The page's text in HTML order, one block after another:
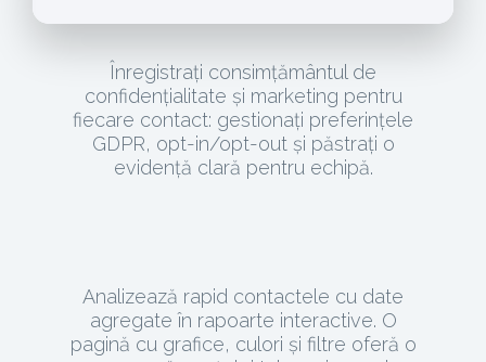
Înregistrați consimțământul de
confidențialitate și marketing pentru
fiecare contact: gestionați preferințele
GDPR, opt-in/opt-out și păstrați o
evidență clară pentru echipă.
Analizează rapid contactele cu date
agregate în rapoarte interactive. O
pagină cu grafice, culori și filtre oferă o